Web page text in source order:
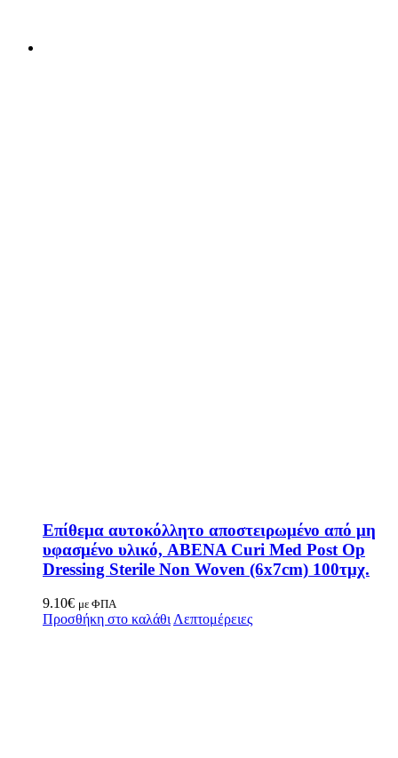
Επίθεμα αυτοκόλλητο αποστειρωμένο από μη
υφασμένο υλικό, ABENA Curi Med Post Op
Dressing Sterile Non Woven (6x7cm) 100τμχ.
9.10€ με ΦΠΑ
Προσθήκη στο καλάθι Λεπτομέρειες